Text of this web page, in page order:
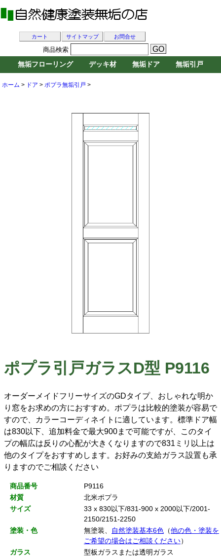
ホーム > ドア > ポプラ無垢引戸 >
ポプラ引戸ガラスD型 P9116
オーダーメイドフリーサイズのGDタイプ、おしゃれな明か
り窓をお求めの方におすすめ。ポプラは比較的塗装が容易で
すので、カラーコーディネイトに適しています。標準ドア幅
は830以下、追加料金で最大900まで可能ですが、このタイ
プの幅広は反りの心配が大きくなりますので831ミリ以上は
他のタイプをおすすめします。お好みの支給ガラス設置も承
りますのでご相談ください
商品番号
P9116
材質
北米ポプラ
サイズ
33 x 830以下/831-900 x 2000以下/2001-
2150/2151-2250
塗装・色
無塗装、 自然塗装基本6色 （他の色・塗装を
ご希望の場合はご相談ください）
ガラス
型板ガラスまたは透明ガラス
カート サイトマップ お問合せ
商品検索
無垢フローリング デッキ材 無垢ドア 無垢引戸